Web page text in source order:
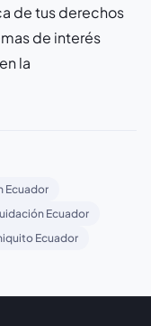
de tus derechos
de interés
la
Ecuador
Ecuador
Ecuador